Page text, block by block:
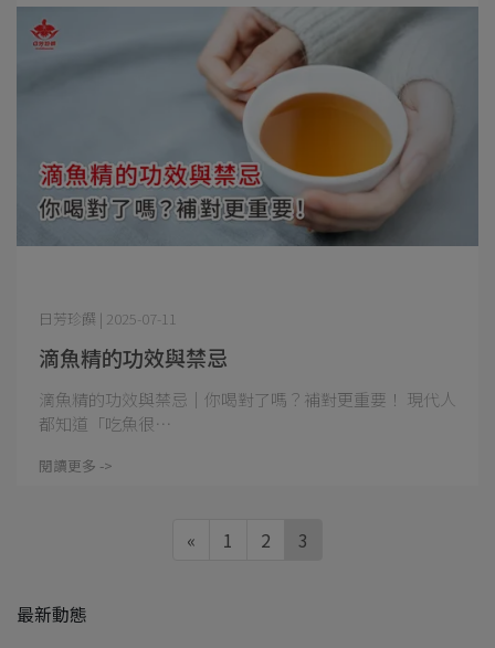
滴魚精的功效與禁忌
日芳珍饌 | 2025-07-11
滴魚精的功效與禁忌｜你喝對了嗎？補對更重要！ 現代人
都知道「吃魚很⋯
閱讀更多 ->
« 1 2 3
最新動態